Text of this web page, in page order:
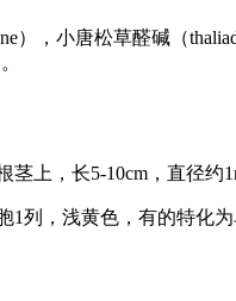
），小唐松草醛碱（
茎上，长5-10cm，直径
1列，浅黄色，有的特化